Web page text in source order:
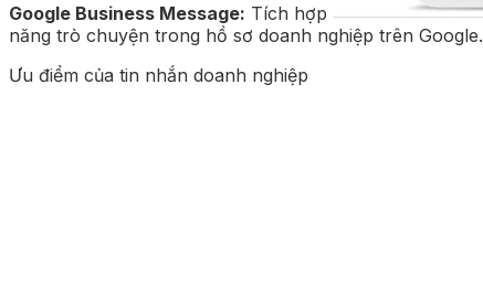
Google Business Message: Tích hợp
năng trò chuyện trong hồ sơ doanh nghiệp trên Google.
Ưu điểm của tin nhắn doanh nghiệp